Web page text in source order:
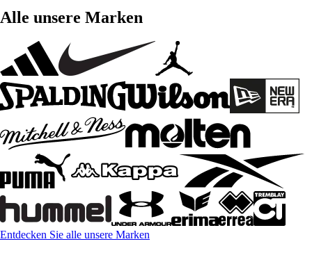
Alle unsere Marken
Entdecken Sie alle unsere Marken